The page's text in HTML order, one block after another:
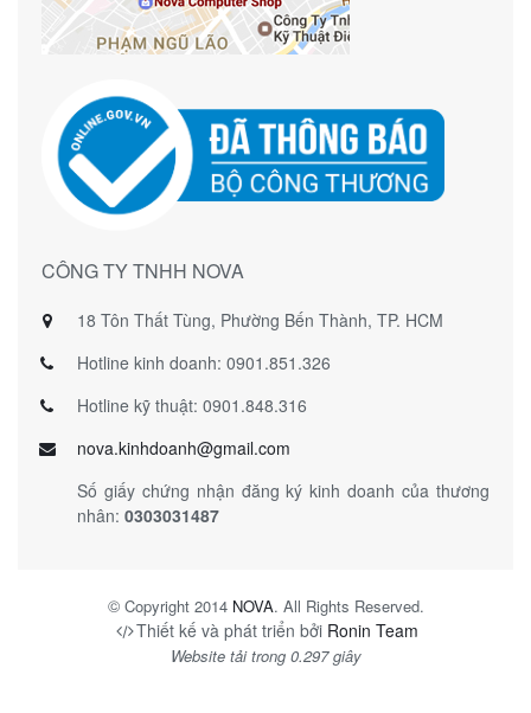
CÔNG TY TNHH NOVA
18 Tôn Thất Tùng, Phường Bến Thành, TP. HCM
Hotline kinh doanh: 0901.851.326
Hotline kỹ thuật: 0901.848.316
nova.kinhdoanh@gmail.com
Số giấy chứng nhận đăng ký kinh doanh của thương
nhân: 0303031487
© Copyright 2014 NOVA. All Rights Reserved.
Thiết kế và phát triển bởi Ronin Team
Website tải trong 0.297 giây